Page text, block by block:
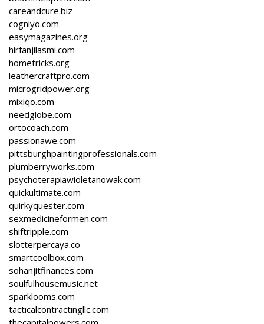
careandcure.biz
cogniyo.com
easymagazines.org
hirfanjilasmi.com
hometricks.org
leathercraftpro.com
microgridpower.org
mixiqo.com
needglobe.com
ortocoach.com
passionawe.com
pittsburghpaintingprofessionals.com
plumberryworks.com
psychoterapiawioletanowak.com
quickultimate.com
quirkyquester.com
sexmedicineformen.com
shiftripple.com
slotterpercaya.co
smartcoolbox.com
sohanjitfinances.com
soulfulhousemusic.net
sparklooms.com
tacticalcontractingllc.com